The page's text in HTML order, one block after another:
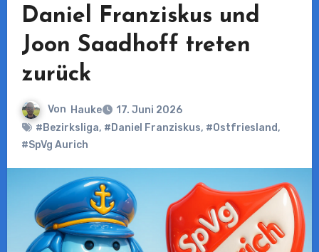
Daniel Franziskus und
Joon Saadhoff treten
zurück
Von Hauke
17. Juni 2026
#Bezirksliga, #Daniel Franziskus, #Ostfriesland,
#SpVg Aurich